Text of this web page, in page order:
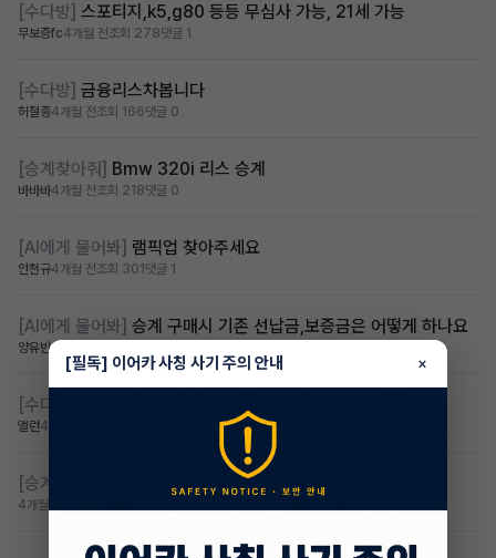
[수다방] 스포티지,k5,g80 등등 무심사 가능, 21세 가능
무보증fc4개월 전조회 278댓글 1
[수다방] 금융리스차봅니다
허철종4개월 전조회 166댓글 0
[승계찾아줘] Bmw 320i 리스 승계
바바바4개월 전조회 218댓글 0
[AI에게 물어봐] 램픽업 찾아주세요
안천규4개월 전조회 301 댓글 1
[AI에게 물어봐] 승계 구매시 기존 선납금,보증금은 어떻게 하나요
양유빈4개월 전
[수다방] 무심사 무보증 전기차 찾습니다.
앨런4개월 전
[승계찾아줘] 레이.레이ev 무심사 승계받고싶습니다
4개월 전
[필독] 이어카 사칭 사기 주의 안내 ×